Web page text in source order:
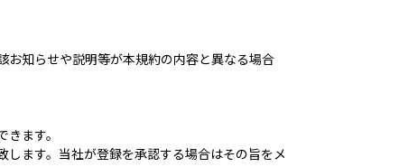
知らせや説明等が本規約の内容と異なる場合
ます。
ます。当社が登録を承認する場合はその旨をメ